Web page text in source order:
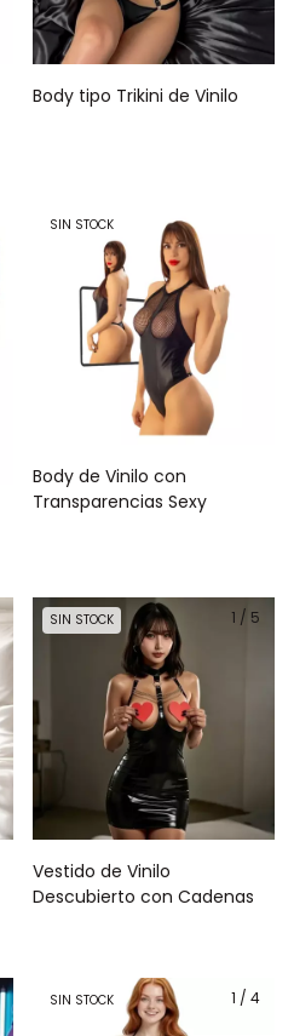
Body tipo Trikini de Vinilo
SIN STOCK
Body de Vinilo con
Transparencias Sexy
1 / 5
SIN STOCK
Vestido de Vinilo
Descubierto con Cadenas
1 / 4
SIN STOCK